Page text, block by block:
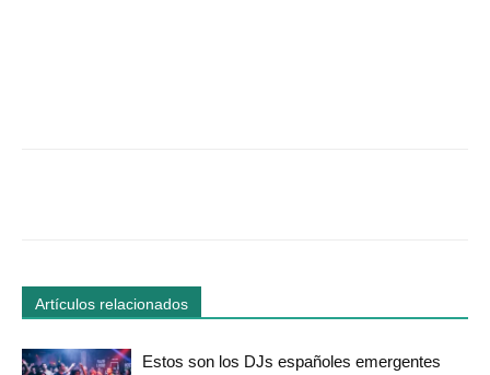
Artículos relacionados
Estos son los DJs españoles emergentes